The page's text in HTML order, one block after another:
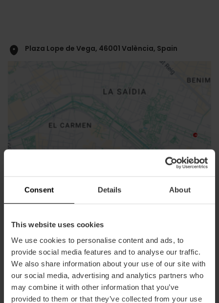
Consent Details About
This website uses cookies
We use cookies to personalise content and ads, to
provide social media features and to analyse our traffic.
We also share information about your use of our site with
our social media, advertising and analytics partners who
may combine it with other information that you’ve
provided to them or that they’ve collected from your use
Plaza Lope de Vega, 46001 València, Spain
Ansichts Karte
Richtungen